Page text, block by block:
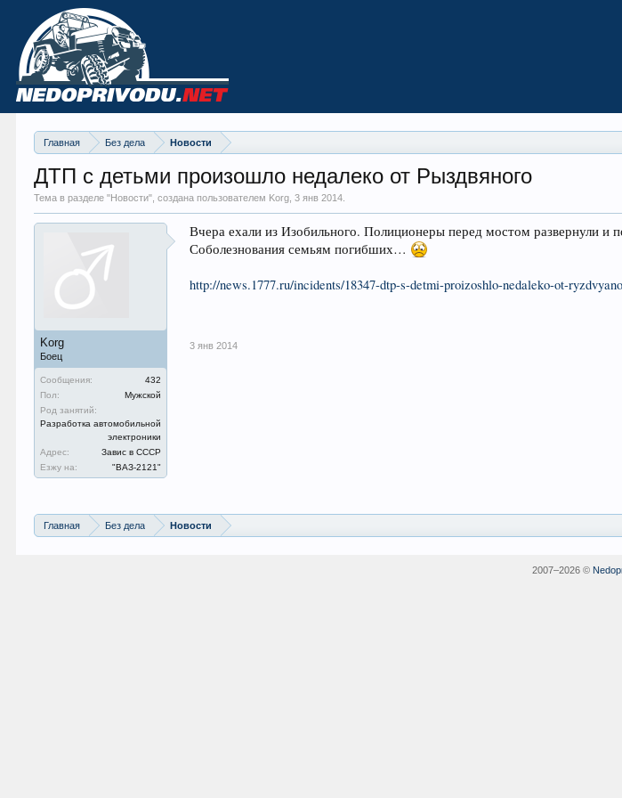
Главная Без дела Новости
ДТП с детьми произошло недалеко от Рыздвяного
Тема в разделе "Новости", создана пользователем Korg,3 янв 2014
Korg
Боец
Сообщения:
432
Пол:
Мужской
Род занятий:
Разработка автомобильной
электроники
Адрес:
Завис в СССР
Езжу на:
"ВАЗ-2121"
Вчера ехали из Изобильного. Полиционеры перед мостом развернули
Соболезнования семьям погибших…
http://news.1777.ru/incidents/18347-dtp-s-detmi-proizoshlo-nedaleko-ot-
3 янв 2014
Главная Без дела Новости
2007–2026 ©